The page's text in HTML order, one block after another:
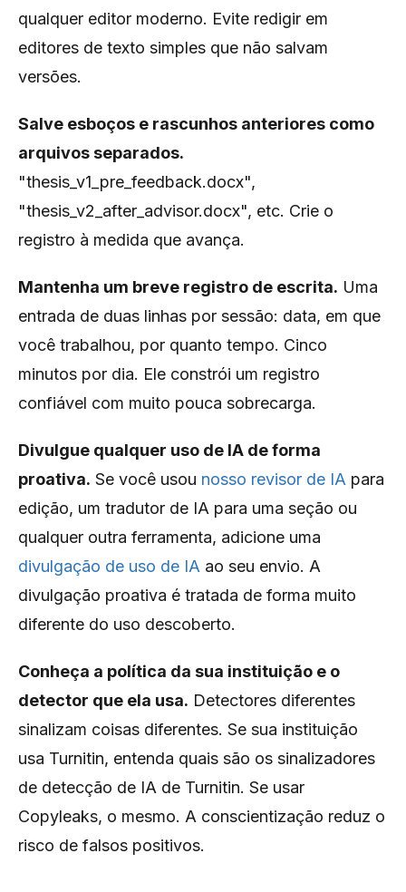
qualquer editor moderno. Evite redigir em
editores de texto simples que não salvam
versões.
Salve esboços e rascunhos anteriores como
arquivos separados.
"thesis_v1_pre_feedback.docx",
"thesis_v2_after_advisor.docx", etc. Crie o
registro à medida que avança.
Mantenha um breve registro de escrita. Uma
entrada de duas linhas por sessão: data, em que
você trabalhou, por quanto tempo. Cinco
minutos por dia. Ele constrói um registro
confiável com muito pouca sobrecarga.
Divulgue qualquer uso de IA de forma
proativa. Se você usou nosso revisor de IA para
edição, um tradutor de IA para uma seção ou
qualquer outra ferramenta, adicione uma
divulgação de uso de IA ao seu envio. A
divulgação proativa é tratada de forma muito
diferente do uso descoberto.
Conheça a política da sua instituição e o
detector que ela usa. Detectores diferentes
sinalizam coisas diferentes. Se sua instituição
usa Turnitin, entenda quais são os sinalizadores
de detecção de IA de Turnitin. Se usar
Copyleaks, o mesmo. A conscientização reduz o
risco de falsos positivos.